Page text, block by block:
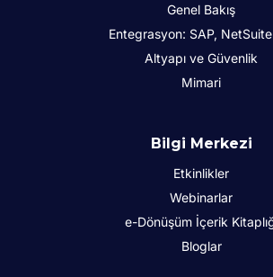
Genel Bakış
Entegrasyon: SAP,
Altyapı ve Güvenlik
Mimari
Bilgi Merkezi
Etkinlikler
Webinarlar
e-Dönüşüm İçerik
Bloglar